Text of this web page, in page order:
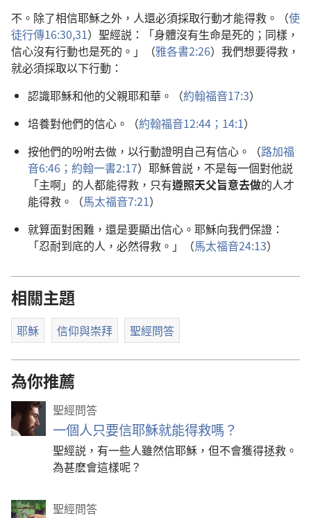
不。除了相信耶穌之外，人還必須採取行動才能得救。（使
徒行傳16:30,31）聖經説：「身體沒有生命是死的；同樣，
信心沒有行動也是死的。」（雅各書2:26）我們想要得救，
就必須採取以下行動：
認識耶穌和他的父親耶和華。（約翰福音17:3）
培養對他們的信心。（約翰福音12:44； 14:1）
按他們的吩咐去做，以行動證明自己有信心。（路加福
音6:46； 約翰一書2:17）耶穌曾説，不是每一個對他説
「主啊」的人都能得救，只有遵照天父旨意去做的人才
能得救。（馬太福音7:21）
就算面對困難，還是要顯出信心。耶穌向我們保證：
「忍耐到底的人，必然得救。」（馬太福音24:13）
相關主題
耶穌 信仰與崇拜 聖經問答
為你推薦
聖經問答
一個人只要信耶穌就能得救嗎？
聖經説，有一些人雖然信耶穌，但不會獲得拯救。
為甚麽會這樣呢？
聖經問答